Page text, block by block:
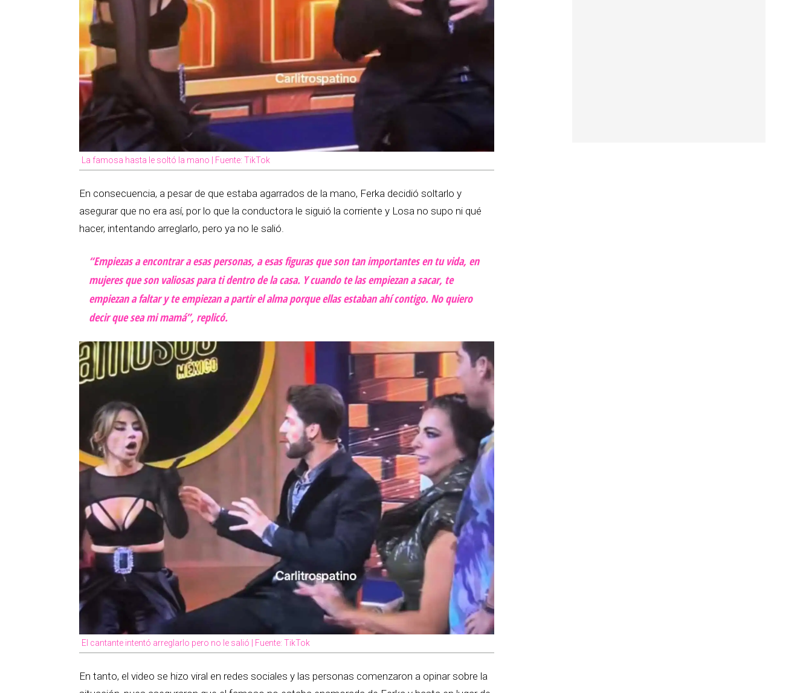
La famosa hasta le soltó la mano | Fuente: TikTok
En consecuencia, a pesar de que estaba agarrados de la mano, Ferka decidió soltarlo y
asegurar que no era así, por lo que la conductora le siguió la corriente y Losa no supo ni qué
hacer, intentando arreglarlo, pero ya no le salió.
“Empiezas a encontrar a esas personas, a esas figuras que son tan importantes en tu vida, en
mujeres que son valiosas para ti dentro de la casa. Y cuando te las empiezan a sacar, te
empiezan a faltar y te empiezan a partir el alma porque ellas estaban ahí contigo. No quiero
decir que sea mi mamá”, replicó.
El cantante intentó arreglarlo pero no le salió | Fuente: TikTok
En tanto, el video se hizo viral en redes sociales y las personas comenzaron a opinar sobre la